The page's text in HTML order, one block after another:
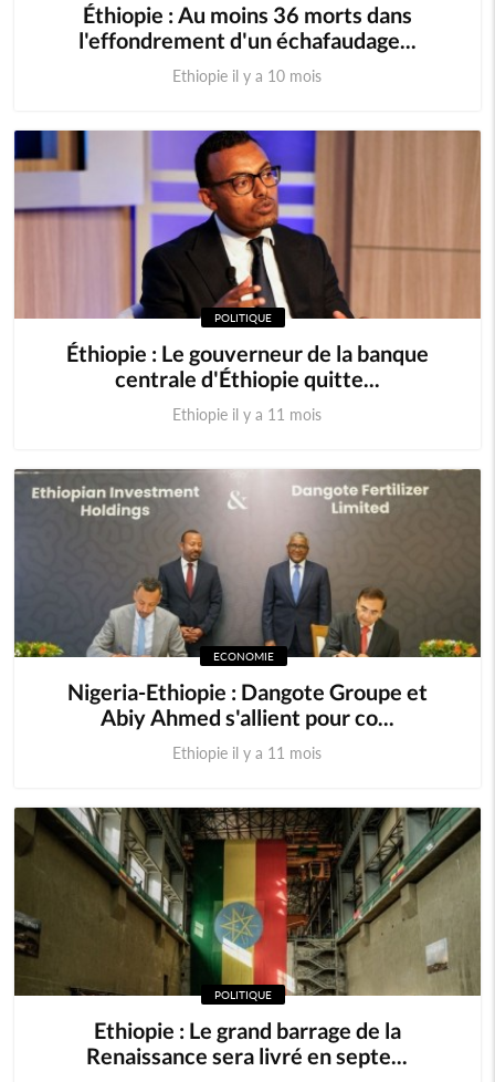
Éthiopie : Au moins 36 morts dans
l'effondrement d'un échafaudage...
Ethiopie il y a 10 mois
POLITIQUE
Éthiopie : Le gouverneur de la banque
centrale d'Éthiopie quitte...
Ethiopie il y a 11 mois
ECONOMIE
Nigeria-Ethiopie : Dangote Groupe et
Abiy Ahmed s'allient pour co...
Ethiopie il y a 11 mois
POLITIQUE
Ethiopie : Le grand barrage de la
Renaissance sera livré en septe...